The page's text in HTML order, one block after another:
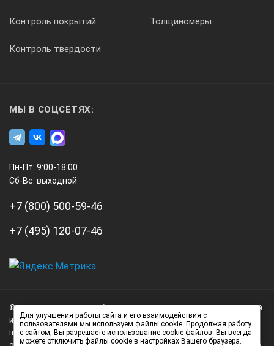
Допустимая относительная влажность
Класс защиты согласно DIN EN 60529
Разъем USB
Контроль покрытий Толщиномеры
Контроль твердости
МЫ В СОЦСЕТЯХ:
Пн-Пт: 9:00-18:00
Сб-Вс: выходной
+7 (800) 500-59-46
+7 (495) 120-07-46
Нагорный
проезд
д.7
© 2026 А3 Инжиниринг Обращаем Ваше внимание на то, что данный
интернет-сайт носит исключительно информационный характер и
ни при каких условиях не является публичной офертой,
Для улучшения работы сайта и его взаимодействия с
пользователями мы используем файлы cookie. Продолжая работу
с сайтом, Вы разрешаете использование cookie-файлов. Вы всегда
можете отключить файлы cookie в настройках Вашего браузера.